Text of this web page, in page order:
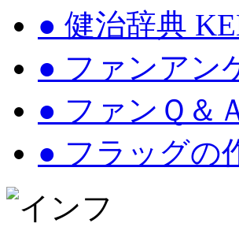
● 健治辞典
● ファンアン
● ファンＱ＆
● フラッグの